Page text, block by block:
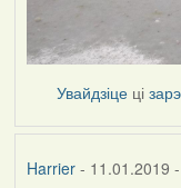
Увайдзіце ці
Harrier- 11.01.2019 -